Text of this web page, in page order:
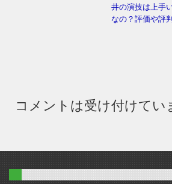
井の演技は上手
なの？評価や評判
コメントは受け付けてい